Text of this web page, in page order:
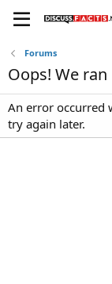
Forums
Oops! We
An error occurred
try again later.